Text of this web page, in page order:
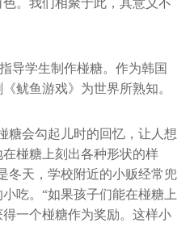
。我们相聚于此，其意义不
导学生制作椪糖。作为韩国
鱿鱼游戏》为世界所熟知。
糖会勾起儿时的回忆，让人想
椪糖上刻出各种形状的样
冬天，学校附近的小贩经常兜
吃。“如果孩子们能在椪糖上
一个椪糖作为奖励。这样小